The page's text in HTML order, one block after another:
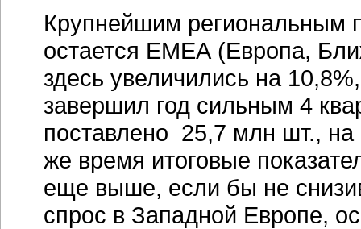
Крупнейшим региональным
остается ЕМЕА (Европа,
здесь увеличились на
завершил год сильным 4
поставлено 25,7 млн шт.,
же время итоговые
еще выше, если бы не
спрос в Западной Европе,